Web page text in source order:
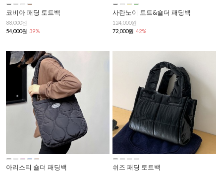
코비아 패딩 토트백
88,000원
54,000원 39%
사란노이 토트&숄더 패딩백
124,000원
72,000원 42%
아리스티 숄더 패딩백 쉬즈 패딩 토트백